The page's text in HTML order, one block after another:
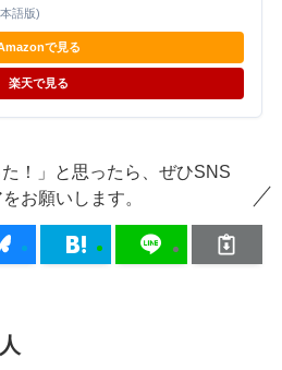
語版)
で見る
楽天で見る
！」と思ったら、ぜひSNS
お願いします。